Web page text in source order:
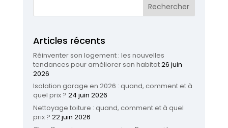
Articles récents
Réinventer son logement : les nouvelles
tendances pour améliorer son habitat26 juin
2026
Isolation garage en 2026 : quand, comment et à
quel prix ? 24 juin 2026
Nettoyage toiture : quand, comment et à quel
prix ? 22 juin 2026